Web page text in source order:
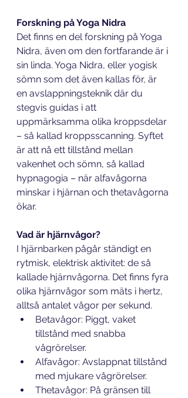
Forskning på Yoga Nidra
Det finns en del forskning på Yoga
Nidra, även om den fortfarande är i
sin linda. Yoga Nidra, eller yogisk
sömn som det även kallas för, är
en avslappningsteknik där du
stegvis guidas i att
uppmärksamma olika kroppsdelar
– så kallad kroppsscanning. Syftet
är att nå ett tillstånd mellan
vakenhet och sömn, så kallad
hypnagogia – när alfavågorna
minskar i hjärnan och thetavågorna
ökar.
Vad är hjärnvågor?
I hjärnbarken pågår ständigt en
rytmisk, elektrisk aktivitet: de så
kallade hjärnvågorna. Det finns fyra
olika hjärnvågor som mäts i hertz,
alltså antalet vågor per sekund.
Betavågor: Piggt, vaket
tillstånd med snabba
vågrörelser.
Alfavågor: Avslappnat tillstånd
med mjukare vågrörelser.
Thetavågor: På gränsen till